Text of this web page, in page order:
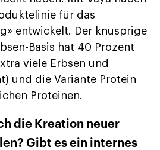
für das
entwickelt. Der knusprige
Basis hat 40 Prozent
viele Erbsen und
und die Variante Protein
Proteinen.
die Kreation neuer
Gibt es ein internes